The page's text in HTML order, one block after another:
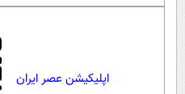
اپلیکیشن عصر ایران